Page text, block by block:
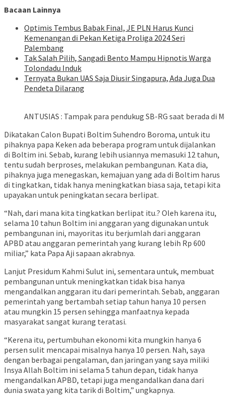
Bacaan Lainnya
Optimis Tembus Babak Final, JE PLN Harus Kunci
Kemenangan di Pekan Ketiga Proliga 2024 Seri
Palembang
Tak Salah Pilih, Sangadi Bento Mampu Hipnotis Warga
Tolondadu Induk
Ternyata Bukan UAS Saja Diusir Singapura, Ada Juga Dua
Pendeta Dilarang
ANTUSIAS : Tampak para pendukug SB-RG saat berada di
Dikatakan Calon Bupati Boltim Suhendro Boroma, untuk itu
pihaknya papa Keken ada beberapa program untuk dijalankan
di Boltim ini. Sebab, kurang lebih usiannya memasuki 12 tahun,
tentu sudah berproses, melakukan pembangunan. Kata dia,
pihaknya juga menegaskan, kemajuan yang ada di Boltim harus
di tingkatkan, tidak hanya meningkatkan biasa saja, tetapi kita
upayakan untuk peningkatan secara berlipat.
“Nah, dari mana kita tingkatkan berlipat itu.? Oleh karena itu,
selama 10 tahun Boltim ini anggaran yang digunakan untuk
pembangunan ini, mayoritas itu berjumlah dari anggaran
APBD atau anggaran pemerintah yang kurang lebih Rp 600
miliar,” kata Papa Aji sapaan akrabnya.
Lanjut Presidum Kahmi Sulut ini, sementara untuk, membuat
pembangunan untuk meningkatkan tidak bisa hanya
mengandalkan anggaran itu dari pemerintah. Sebab, anggaran
pemerintah yang bertambah setiap tahun hanya 10 persen
atau mungkin 15 persen sehingga manfaatnya kepada
masyarakat sangat kurang teratasi.
“Kerena itu, pertumbuhan ekonomi kita mungkin hanya 6
persen sulit mencapai misalnya hanya 10 persen. Nah, saya
dengan berbagai pengalaman, dan jaringan yang saya miliki
Insya Allah Boltim ini selama 5 tahun depan, tidak hanya
mengandalkan APBD, tetapi juga mengandalkan dana dari
dunia swata yang kita tarik di Boltim,” ungkapnya.